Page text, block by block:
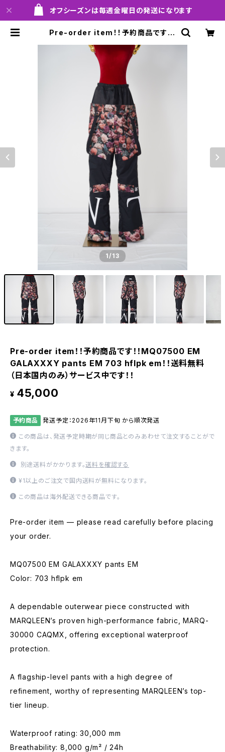
オフシーズンは毎週金曜日の発送になります
Pre-order item！！予約商品です！！
s EM 703 hflpk em！！送料無料
（日本国内のみ）サービス中です！！ |
MARQLEEN
1/13
Pre-order item！！予約商品です！！MQ07500 EM
GALAXXXY pants EM 703 hflpk em！！送料無料
（日本国内のみ）サービス中です！！
¥ 45,000
予約商品 発送予定：2026年11月下旬 から順次発送
この商品は、発送予定時期が同じ商品とのみあわせて注文することがで
きます。
別途送料がかかります。送料を確認する
¥1以上のご注文で国内送料が無料になります。
この商品は海外配送できる商品です。
Pre-order item — please read carefully before placing
your order.
MQ07500 EM GALAXXXY pants EM
Color: 703 hflpk em
A dependable outerwear piece constructed with
MARQLEEN’s proven high-performance fabric, MARQ-
30000 CAQMX, offering exceptional waterproof
protection.
A flagship-level pants with a high degree of
refinement, worthy of representing MARQLEEN’s top-
tier lineup.
Waterproof rating: 30,000 mm
Breathability: 8,000 g/m² / 24h